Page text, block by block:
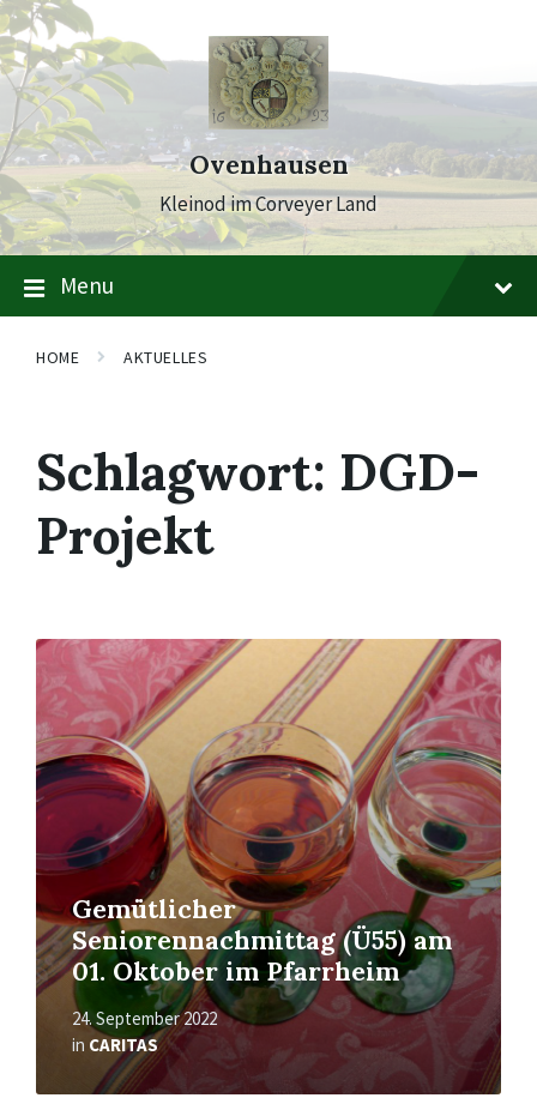
Skip
to
content
Skip
to
main
navigation
Skip
to
footer
Ovenhausen
Kleinod im Corveyer Land
Menu
HOME AKTUELLES
Schlagwort: DGD-
Projekt
Gemütlicher
Seniorennachmittag (Ü55) am
01. Oktober im Pfarrheim
24. September 2022
in CARITAS
Mehr
erfahren